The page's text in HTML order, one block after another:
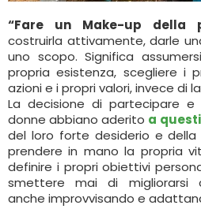
“Fare un Make-up della
costruirla attivamente, darle
uno scopo. Significa
propria esistenza, scegliere i
azioni e i propri valori, invece di
La decisione di partecipare
donne abbiano aderito a
del loro forte desiderio e della
prendere in mano la propria
definire i propri obiettivi
smettere mai di migliorarsi
anche improvvisando e